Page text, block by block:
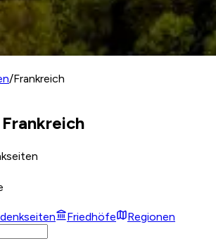
/Frankreich
Friedhöfe Regionen